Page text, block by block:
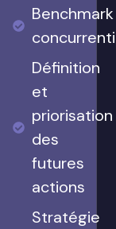
Benchmark
Définition
et
priorisation
des
futures
actions
Stratégie